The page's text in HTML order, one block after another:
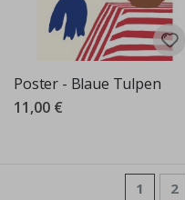
Poster - Blaue Tulpen
11,00 €
Seite
Sie
1 2